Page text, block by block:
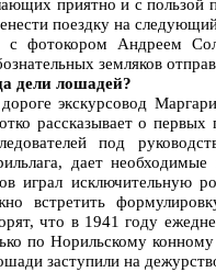
приятно и с пользой
поездку на
фотокором Андреем
земляков
дели лошадей?
экскурсовод
рассказывает о
под
дает
играл исключительную
встретить
что в 1941 году
по Норильскому конному
заступили на